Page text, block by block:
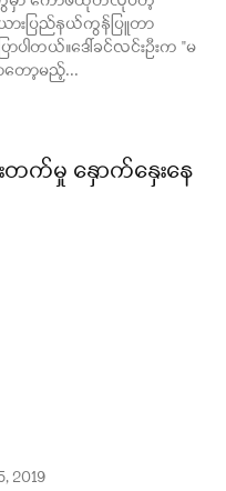
းပြည်နယ်ကွန်ပြူတာ
ာပါတယ်။ဒေါ်ခင်လင်းဦးက "မ
ာတော့မည့်...
မှု နှောက်နှေးနေ
2019